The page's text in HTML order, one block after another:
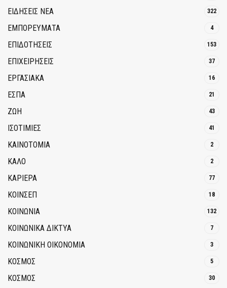
ΕΙΔΗΣΕΙΣ ΝΕΑ 322
ΕΜΠΟΡΕΥΜΑΤΑ 4
ΕΠΙΔΟΤΗΣΕΙΣ 153
ΕΠΙΧΕΙΡΗΣΕΙΣ 37
ΕΡΓΑΣΙΑΚΑ 16
ΕΣΠΑ 21
ΖΩΗ 43
ΙΣΟΤΙΜΙΕΣ 41
ΚΑΙΝΟΤΟΜΊΑ 2
ΚΑΛΟ 2
ΚΑΡΙΕΡΑ 77
ΚΟΙΝΣΕΠ 18
ΚΟΙΝΩΝΙΑ 132
ΚΟΙΝΩΝΙΚΆ ΔΊΚΤΥΑ 7
ΚΟΙΝΩΝΙΚΉ ΟΙΚΟΝΟΜΊΑ 3
ΚΟΣΜΟΣ 5
ΚΟΣΜΟΣ 30